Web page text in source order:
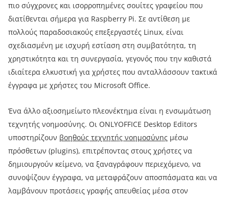
πιο σύγχρονες και ισορροπημένες σουίτες γραφείου που
διατίθενται σήμερα για Raspberry Pi. Σε αντίθεση με
πολλούς παραδοσιακούς επεξεργαστές Linux, είναι
σχεδιασμένη με ισχυρή εστίαση στη συμβατότητα, τη
χρηστικότητα και τη συνεργασία, γεγονός που την καθιστά
ιδιαίτερα ελκυστική για χρήστες που ανταλλάσσουν τακτικά
έγγραφα με χρήστες του Microsoft Office.
Ένα άλλο αξιοσημείωτο πλεονέκτημα είναι η ενσωμάτωση
τεχνητής νοημοσύνης. Οι ONLYOFFICE Desktop Editors
υποστηρίζουν βοηθούς τεχνητής νοημοσύνης μέσω
πρόσθετων (plugins), επιτρέποντας στους χρήστες να
δημιουργούν κείμενο, να ξαναγράφουν περιεχόμενο, να
συνοψίζουν έγγραφα, να μεταφράζουν αποσπάσματα και να
λαμβάνουν προτάσεις γραφής απευθείας μέσα στον